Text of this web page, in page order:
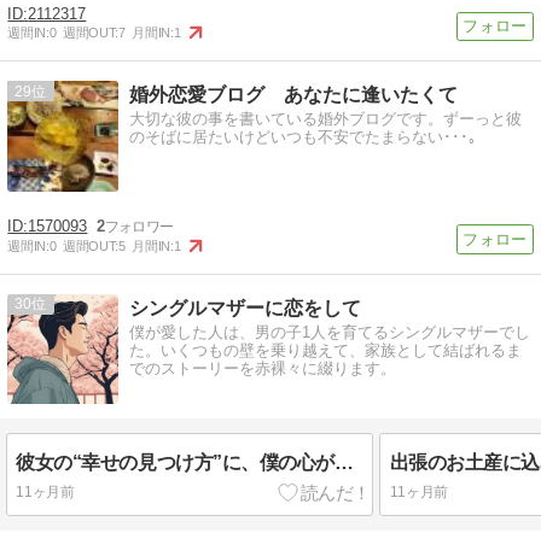
2112317
週間IN:0 週間OUT:7 月間IN:1
29 婚外恋愛ブログ あなたに逢いたくて
大切な彼の事を書いている婚外ブログです。ずーっと彼
のそばに居たいけどいつも不安でたまらない･･･｡
1570093 2
週間IN:0 週間OUT:5 月間IN:1
30 シングルマザーに恋をして
僕が愛した人は、男の子1人を育てるシングルマザーでし
た。いくつもの壁を乗り越えて、家族として結ばれるま
でのストーリーを赤裸々に綴ります。
彼女の“幸せの見つけ方”に、僕の心がほどけていく
11ヶ月前
出張のお土産に
11ヶ月前